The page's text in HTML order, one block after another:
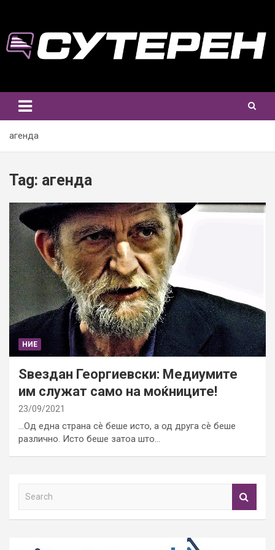
content
агенда
Tag: агенда
НИЕ
Ѕвездан Георгиевски: Медиумите
им служат само на моќниците!
23/09/2021
…Од една страна сѐ беше исто, а од друга сѐ беше
различно. Исто беше затоа што…